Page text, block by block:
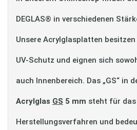
DEGLAS® in verschiedenen
Unsere Acrylglasplatten
UV-Schutz und eignen sich
auch Innenbereich. Das „GS“ in
Acrylglas GS 5 mm steht für das
Herstellungsverfahren und